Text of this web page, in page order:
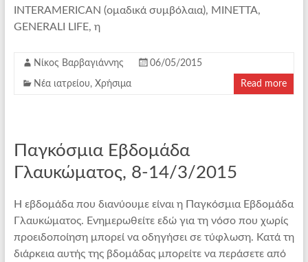
INTERAMERICAN (ομαδικά συμβόλαια), ΜΙΝΕΤΤΑ,
GENERALI LIFE, η
Νίκος Βαρβαγιάννης 06/05/2015
Νέα ιατρείου, Χρήσιμα Read more
Παγκόσμια Εβδομάδα
Γλαυκώματος, 8-14/3/2015
Η εβδομάδα που διανύουμε είναι η Παγκόσμια Εβδομάδα
Γλαυκώματος. Ενημερωθείτε εδώ για τη νόσο που χωρίς
προειδοποίηση μπορεί να οδηγήσει σε τύφλωση. Κατά τη
διάρκεια αυτής της βδομάδας μπορείτε να περάσετε από